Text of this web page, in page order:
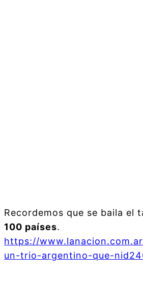
Recordemos que se baila el
100 países.
https://
un-trio-argentino-que-